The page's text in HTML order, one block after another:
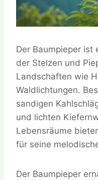
Der Baumpieper ist
der Stelzen und
Landschaften wie
Waldlichtungen.
sandigen
und lichten
Lebensräume
für seine
Der Baumpieper